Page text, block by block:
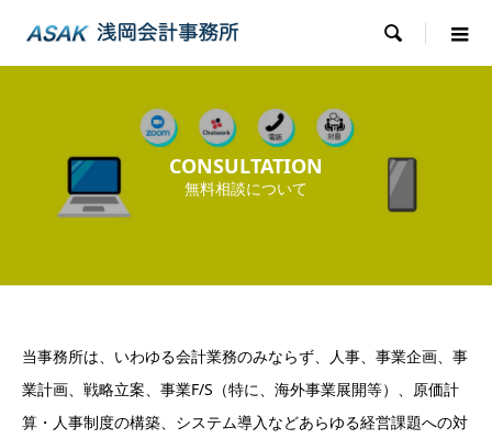

CONSULTATION
無料相談について
当事務所は、いわゆる会計業務のみならず、人事、事業企画、事
業計画、戦略立案、事業F/S（特に、海外事業展開等）、原価計
算・人事制度の構築、システム導入などあらゆる経営課題への対